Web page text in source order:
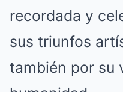
recordada y
sus triunfos
también por su